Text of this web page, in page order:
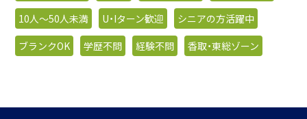
10人〜50人未満
U・Iターン歓迎
シニアの方活躍中
ブランクOK
学歴不問 経験不問 香取・東総ゾーン